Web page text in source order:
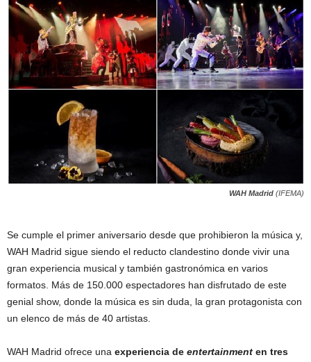
WAH Madrid (IFEMA)
Se cumple el primer aniversario desde que prohibieron la música y,
WAH Madrid sigue siendo el reducto clandestino donde vivir una
gran experiencia musical y también gastronómica en varios
formatos. Más de 150.000 espectadores han disfrutado de este
genial show, donde la música es sin duda, la gran protagonista con
un elenco de más de 40 artistas.
WAH Madrid ofrece una experiencia de entertainment en tres